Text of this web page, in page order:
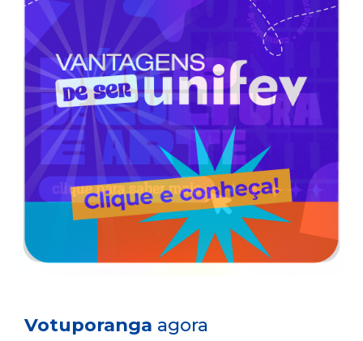
Votuporanga agora